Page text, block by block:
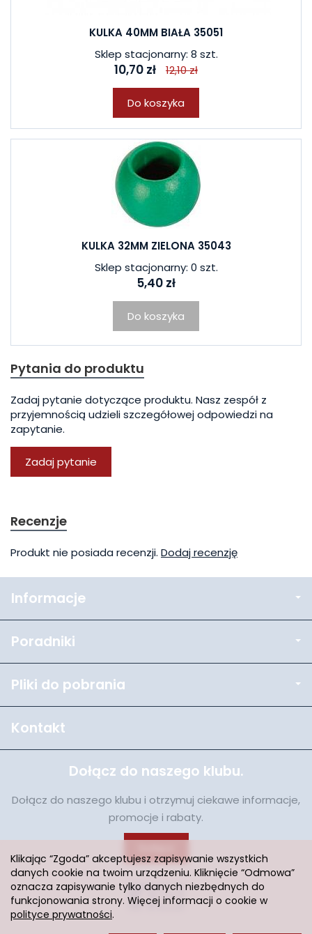
KULKA 40MM BIAŁA 35051
Sklep stacjonarny: 8 szt.
10,70 zł 12,10 zł
Do koszyka
KULKA 32MM ZIELONA 35043
Sklep stacjonarny: 0 szt.
5,40 zł
Do koszyka
Pytania do produktu
Zadaj pytanie dotyczące produktu. Nasz zespół z
przyjemnością udzieli szczegółowej odpowiedzi na
zapytanie.
Zadaj pytanie
Recenzje
Produkt nie posiada recenzji. Dodaj recenzję
Informacje
Poradniki
Pliki do pobrania
Kontakt
Dołącz do naszego klubu.
Dołącz do naszego klubu i otrzymuj ciekawe informacje,
promocje i rabaty.
Klikając “Zgoda” akceptujesz zapisywanie wszystkich
danych cookie na twoim urządzeniu. Kliknięcie “Odmowa”
oznacza zapisywanie tylko danych niezbędnych do
funkcjonowania strony. Więcej informacji o cookie w
polityce prywatności.